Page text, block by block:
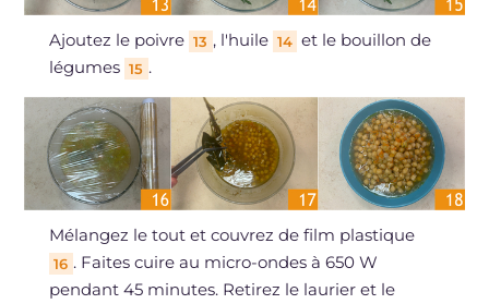
Ajoutez le poivre 13 , l'huile 14 et le bouillon de
légumes 15 .
Mélangez le tout et couvrez de film plastique
16 . Faites cuire au micro-ondes à 650 W
pendant 45 minutes. Retirez le laurier et le